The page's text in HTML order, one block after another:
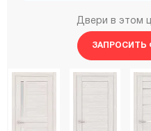
Двери в этом
ЗАПРОСИТЬ